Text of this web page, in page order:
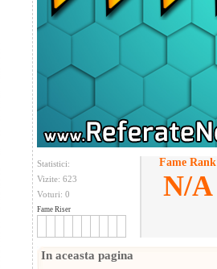
Statistici:
Vizite: 623
Voturi: 0
Fame Riser
Fame Rank
N/A
In aceasta pagina